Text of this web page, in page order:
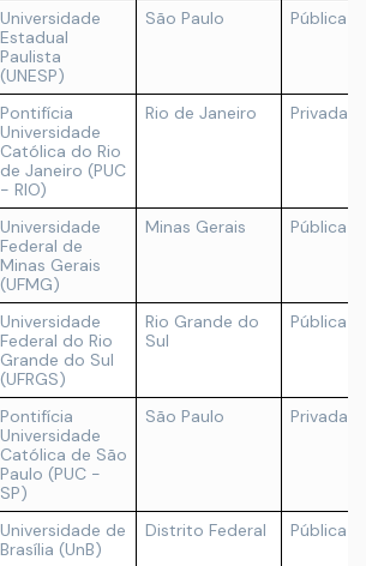
Universidade
Estadual
Paulista
(UNESP)
São Paulo Pública
Pontifícia
Universidade
Católica do Rio
de Janeiro (PUC
- RIO)
Rio de Janeiro Privada
Universidade
Federal de
Minas Gerais
(UFMG)
Minas Gerais Pública
Universidade
Federal do Rio
Grande do Sul
(UFRGS)
Rio Grande do
Sul
Pública
Pontifícia
Universidade
Católica de São
Paulo (PUC -
SP)
São Paulo Privada
Universidade de
Brasília (UnB)
Distrito Federal Pública